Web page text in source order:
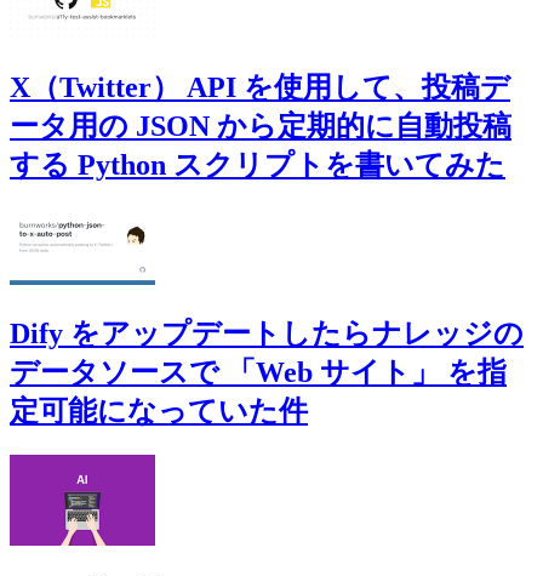
X（Twitter） API を使用して、投稿デ
ータ用の JSON から定期的に自動投稿
する Python スクリプトを書いてみた
Dify をアップデートしたらナレッジの
データソースで 「Web サイト」 を指
定可能になっていた件